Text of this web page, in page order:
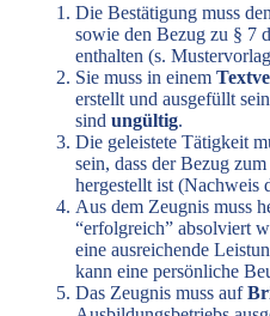
Die Bestätigung muss
sowie den Bezug zu § 7
enthalten (s.
Sie muss in einem
erstellt und ausgefüllt
sind ungültig.
Die geleistete Tätigkeit
sein, dass der Bezug
hergestellt ist (Nachweis
Aus dem Zeugnis muss
“erfolgreich” absolviert
eine ausreichende
kann eine persönliche
Das Zeugnis muss auf